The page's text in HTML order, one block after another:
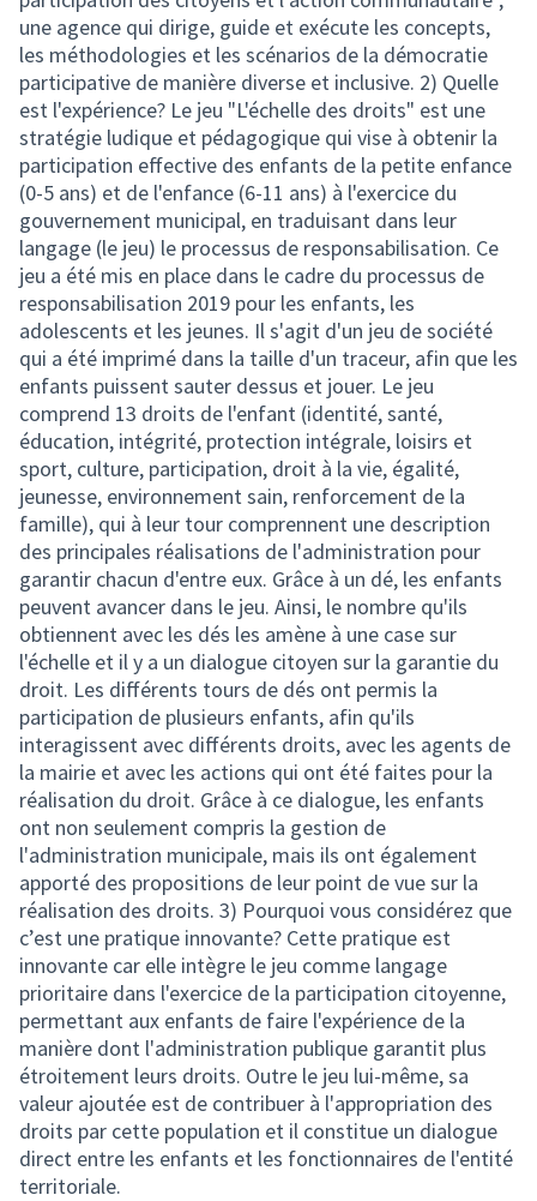
une agence qui dirige, guide et exécute les concepts,
les méthodologies et les scénarios de la démocratie
participative de manière diverse et inclusive. 2) Quelle
est l'expérience? Le jeu "L'échelle des droits" est une
stratégie ludique et pédagogique qui vise à obtenir la
participation effective des enfants de la petite enfance
(0-5 ans) et de l'enfance (6-11 ans) à l'exercice du
gouvernement municipal, en traduisant dans leur
langage (le jeu) le processus de responsabilisation. Ce
jeu a été mis en place dans le cadre du processus de
responsabilisation 2019 pour les enfants, les
adolescents et les jeunes. Il s'agit d'un jeu de société
qui a été imprimé dans la taille d'un traceur, afin que les
enfants puissent sauter dessus et jouer. Le jeu
comprend 13 droits de l'enfant (identité, santé,
éducation, intégrité, protection intégrale, loisirs et
sport, culture, participation, droit à la vie, égalité,
jeunesse, environnement sain, renforcement de la
famille), qui à leur tour comprennent une description
des principales réalisations de l'administration pour
garantir chacun d'entre eux. Grâce à un dé, les enfants
peuvent avancer dans le jeu. Ainsi, le nombre qu'ils
obtiennent avec les dés les amène à une case sur
l'échelle et il y a un dialogue citoyen sur la garantie du
droit. Les différents tours de dés ont permis la
participation de plusieurs enfants, afin qu'ils
interagissent avec différents droits, avec les agents de
la mairie et avec les actions qui ont été faites pour la
réalisation du droit. Grâce à ce dialogue, les enfants
ont non seulement compris la gestion de
l'administration municipale, mais ils ont également
apporté des propositions de leur point de vue sur la
réalisation des droits. 3) Pourquoi vous considérez que
c’est une pratique innovante? Cette pratique est
innovante car elle intègre le jeu comme langage
prioritaire dans l'exercice de la participation citoyenne,
permettant aux enfants de faire l'expérience de la
manière dont l'administration publique garantit plus
étroitement leurs droits. Outre le jeu lui-même, sa
valeur ajoutée est de contribuer à l'appropriation des
droits par cette population et il constitue un dialogue
direct entre les enfants et les fonctionnaires de l'entité
territoriale.